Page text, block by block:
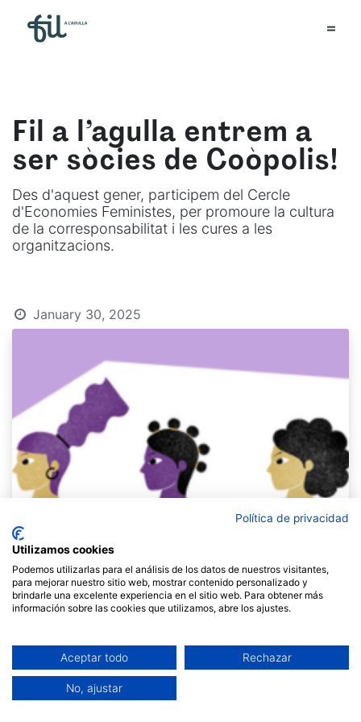
Fil a l’agulla entrem a
ser sòcies de Coòpolis!
Des d'aquest gener, participem del Cercle
d'Economies Feministes, per promoure la cultura
de la corresponsabilitat i les cures a les
organitzacions.
January 30, 2025
Coòpolisés un dispositiu de foment i promoció de
l’Economia Social i Solidària a la ciutat de Barcelona
quepromou un ecosistema d’activitat
socioeconòmica i formativa, de generació
d’ocupació i d’impacte social
Política de privacidad
Utilizamos cookies
Podemos utilizarlas para el análisis de los datos de nuestros visitantes,
para mejorar nuestro sitio web, mostrar contenido personalizado y
brindarle una excelente experiencia en el sitio web. Para obtener más
información sobre las cookies que utilizamos, abre los ajustes.
Aceptar todo Rechazar
No, ajustar